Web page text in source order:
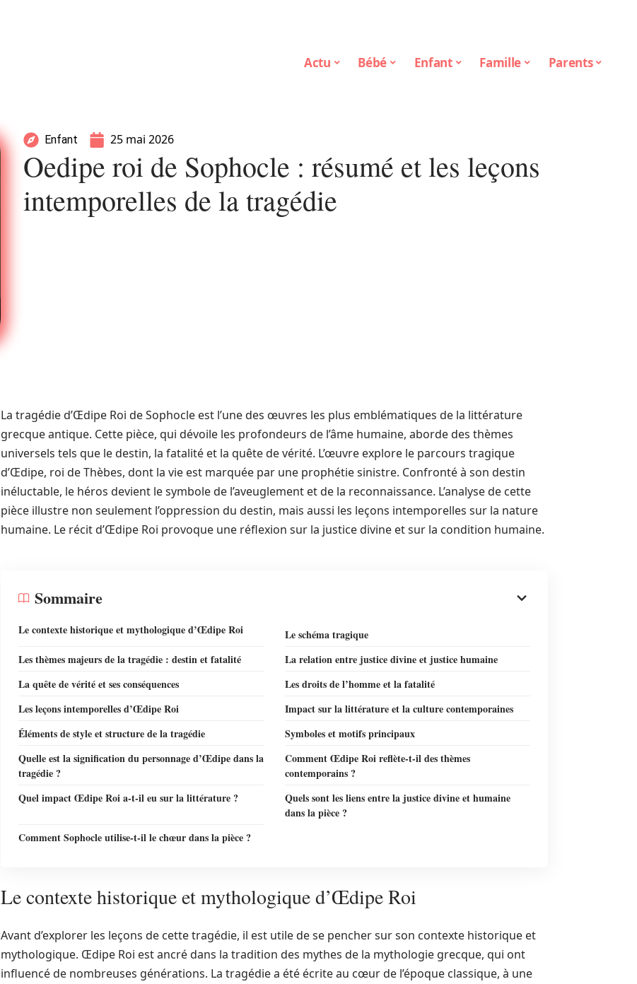
Actu Bébé Enfant Famille Parents
Enfant 25 mai 2026
Oedipe roi de Sophocle : résumé et les leçons
intemporelles de la tragédie
La tragédie d’Œdipe Roi de Sophocle est l’une des œuvres les plus emblématiques de la littérature
grecque antique. Cette pièce, qui dévoile les profondeurs de l’âme humaine, aborde des thèmes
universels tels que le destin, la fatalité et la quête de vérité. L’œuvre explore le parcours tragique
d’Œdipe, roi de Thèbes, dont la vie est marquée par une prophétie sinistre. Confronté à son destin
inéluctable, le héros devient le symbole de l’aveuglement et de la reconnaissance. L’analyse de cette
pièce illustre non seulement l’oppression du destin, mais aussi les leçons intemporelles sur la nature
humaine. Le récit d’Œdipe Roi provoque une réflexion sur la justice divine et sur la condition humaine.
Sommaire
Le contexte historique et mythologique d’Œdipe Roi
Le schéma tragique
Les thèmes majeurs de la tragédie : destin et fatalité
La relation entre justice divine et justice humaine
La quête de vérité et ses conséquences
Les droits de l’homme et la fatalité
Les leçons intemporelles d’Œdipe Roi
Impact sur la littérature et la culture contemporaines
Éléments de style et structure de la tragédie
Symboles et motifs principaux
Quelle est la signification du personnage d’Œdipe dans la
tragédie ?
Comment Œdipe Roi reflète-t-il des thèmes
contemporains ?
Quel impact Œdipe Roi a-t-il eu sur la littérature ?
Quels sont les liens entre la justice divine et humaine
dans la pièce ?
Comment Sophocle utilise-t-il le chœur dans la pièce ?
Le contexte historique et mythologique d’Œdipe Roi
Avant d’explorer les leçons de cette tragédie, il est utile de se pencher sur son contexte historique et
mythologique. Œdipe Roi est ancré dans la tradition des mythes de la mythologie grecque, qui ont
influencé de nombreuses générations. La tragédie a été écrite au cœur de l’époque classique, à une